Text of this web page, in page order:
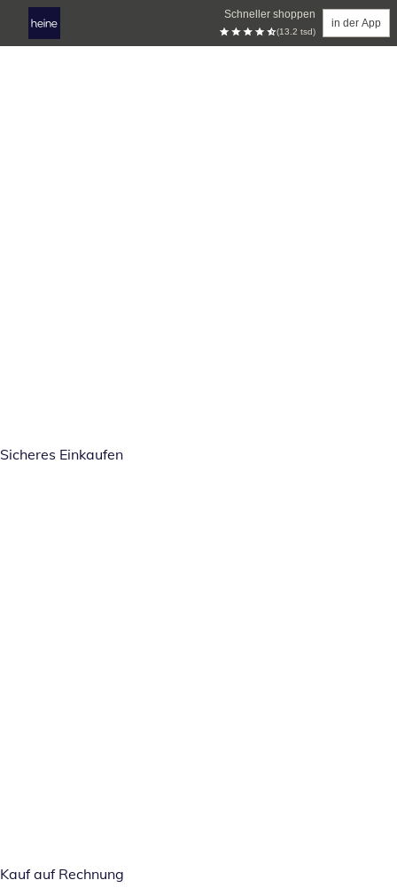
Schneller shoppen
(13.2 tsd)
in der App
Sicheres Einkaufen
Kauf auf Rechnung